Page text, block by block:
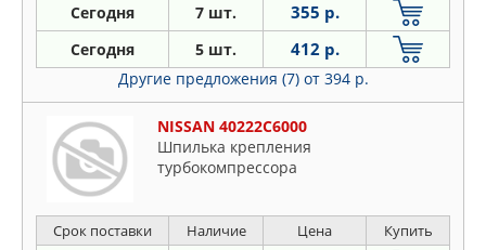
Сегодня 7 шт. 355 р.
Сегодня 5 шт. 412 р.
Другие предложения (7) от 394 р.
NISSAN 40222C6000
Шпилька крепления
турбокомпрессора
Срок поставки Наличие Цена Купить